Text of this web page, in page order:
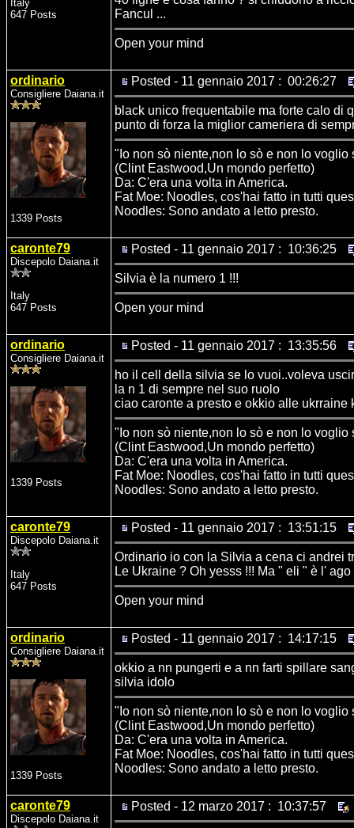
Italy
647 Posts
Fancul ...
Open your mind
ordinario
Consigliere Daiana.it
1339 Posts
Posted - 11 gennaio 2017 : 00:26:27
black unico frequentabile ma forte calo di
punto di forza la miglior cameriera di
"Io non sò niente,non lo sò e non lo voglio
(Clint Eastwood,Un mondo perfetto)
Da: C'era una volta in America.
Fat Moe: Noodles, cos'hai fatto in tutti
Noodles: Sono andato a letto presto.
caronte79
Discepolo Daiana.it
Italy
647 Posts
Posted - 11 gennaio 2017 : 10:36:25
Silvia è la numero 1 !!!
Open your mind
ordinario
Consigliere Daiana.it
1339 Posts
Posted - 11 gennaio 2017 : 13:35:56
ho il cell della silvia se lo vuoi..voleva
la n 1 di sempre nel suo ruolo
ciao caronte a presto e okkio alle
"Io non sò niente,non lo sò e non lo voglio
(Clint Eastwood,Un mondo perfetto)
Da: C'era una volta in America.
Fat Moe: Noodles, cos'hai fatto in tutti
Noodles: Sono andato a letto presto.
caronte79
Discepolo Daiana.it
Italy
647 Posts
Posted - 11 gennaio 2017 : 13:51:15
Ordinario io con la Silvia a cena ci andrei
Le Ukraine ? Oh yesss !!! Ma " eli " è l'
Open your mind
ordinario
Consigliere Daiana.it
1339 Posts
Posted - 11 gennaio 2017 : 14:17:15
okkio a nn pungerti e a nn farti spillare
silvia idolo
"Io non sò niente,non lo sò e non lo voglio
(Clint Eastwood,Un mondo perfetto)
Da: C'era una volta in America.
Fat Moe: Noodles, cos'hai fatto in tutti
Noodles: Sono andato a letto presto.
caronte79
Discepolo Daiana.it
Posted - 12 marzo 2017 : 10:37:57